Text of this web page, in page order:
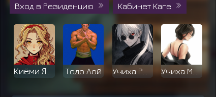
Вход в Резиденцию Кабинет Каге
Тодо Аой Учиха Мияко